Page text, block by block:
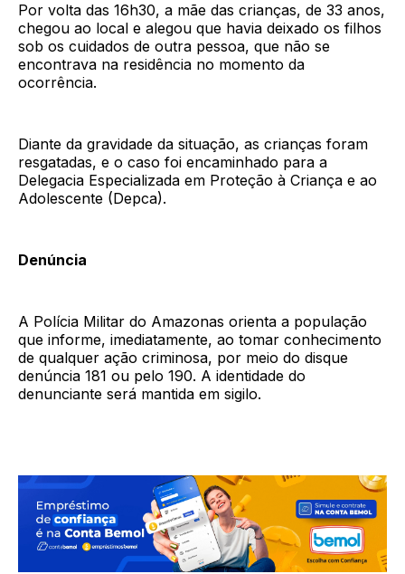
Por volta das 16h30, a mãe das crianças, de 33 anos,
chegou ao local e alegou que havia deixado os filhos
sob os cuidados de outra pessoa, que não se
encontrava na residência no momento da
ocorrência.
Diante da gravidade da situação, as crianças foram
resgatadas, e o caso foi encaminhado para a
Delegacia Especializada em Proteção à Criança e ao
Adolescente (Depca).
Denúncia
A Polícia Militar do Amazonas orienta a população
que informe, imediatamente, ao tomar conhecimento
de qualquer ação criminosa, por meio do disque
denúncia 181 ou pelo 190. A identidade do
denunciante será mantida em sigilo.